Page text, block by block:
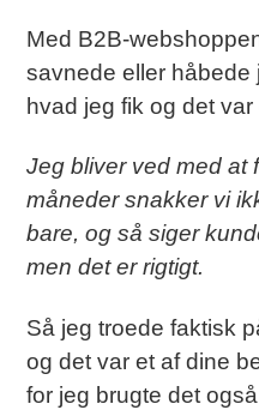
Med B2B-
savnede eller håbede
hvad jeg fik og det
Jeg bliver ved med at
måneder snakker vi
bare, og så siger
men det er rigtigt.
Så jeg troede faktisk
og det var et af dine
for jeg brugte det